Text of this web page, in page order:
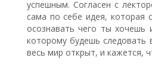
успешным. Согласен с
сама по себе идея, которая
осознавать чего ты хочешь
которому будешь
весь мир открыт, и кажется,